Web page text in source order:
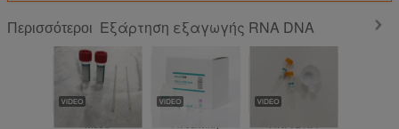
Περισσότεροι Εξάρτηση εξαγωγής RNA DNA